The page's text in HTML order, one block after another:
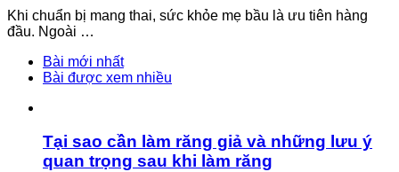
Khi chuẩn bị mang thai, sức khỏe mẹ bầu là ưu tiên hàng
đầu. Ngoài …
Bài mới nhất
Bài được xem nhiều
Tại sao cần làm răng giả và những lưu ý
quan trọng sau khi làm răng